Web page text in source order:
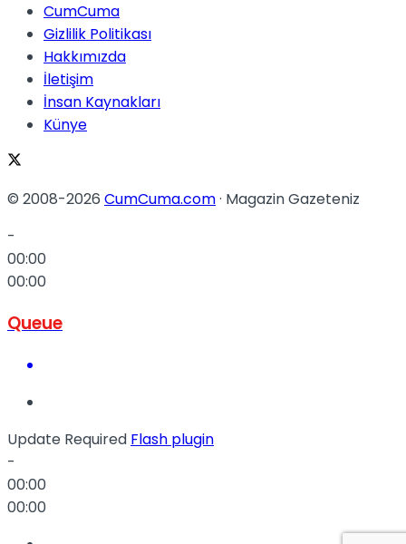
CumCuma
Gizlilik Politikası
Hakkımızda
İletişim
İnsan Kaynakları
Künye
© 2008-2026 CumCuma.com· Magazin Gazeteniz
-
00:00
00:00
Queue
Update Required Flash plugin
-
00:00
00:00